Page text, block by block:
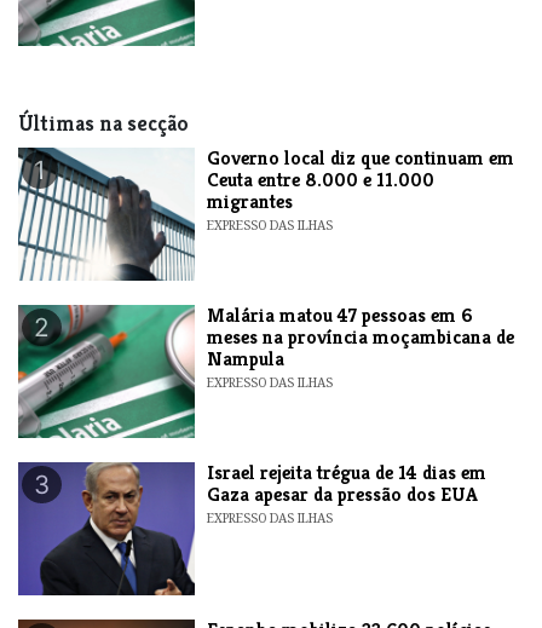
Últimas na secção
1
​Governo local diz que continuam em
Ceuta entre 8.000 e 11.000
migrantes
EXPRESSO DAS ILHAS
2
​Malária matou 47 pessoas em 6
meses na província moçambicana de
Nampula
EXPRESSO DAS ILHAS
3
​Israel rejeita trégua de 14 dias em
Gaza apesar da pressão dos EUA
EXPRESSO DAS ILHAS